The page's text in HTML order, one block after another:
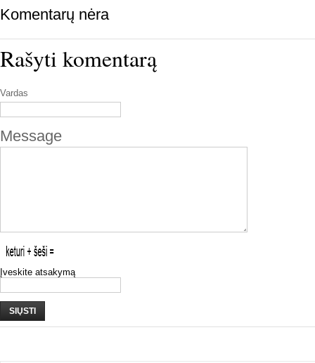
Komentarų nėra
Rašyti komentarą
Vardas
Message
Įveskite atsakymą
SIŲSTI